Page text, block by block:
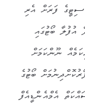
ސިޓީގެ ފަރަށް އެރި
ބޯޓުގައި
ނޫންކަމަށް
ބޯޓުގެ
އެމްއެންޑީއެފް